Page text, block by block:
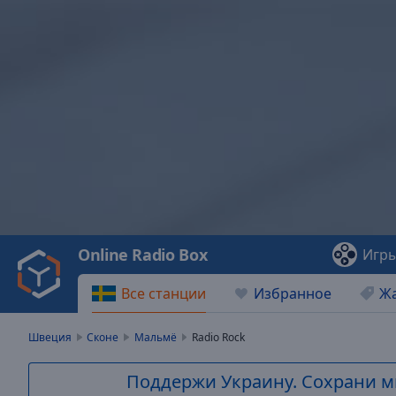
Video
Play
Backward
Skip
Current
Все станции Избранное
Online Radio Box
Швеция Сконе Мальмё Radio Rock
Поддержи Украину. Сохрани